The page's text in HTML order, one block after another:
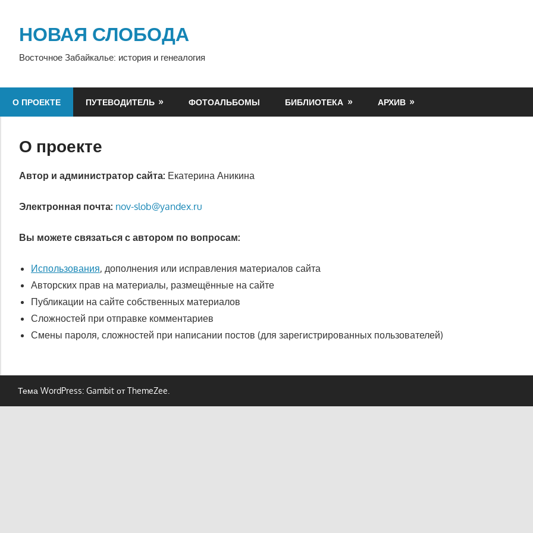
содержимому
НОВАЯ СЛОБОДА
Восточное Забайкалье: история и генеалогия
О ПРОЕКТЕ ПУТЕВОДИТЕЛЬ ФОТОАЛЬБОМЫ БИБЛИОТЕКА АРХИВ
О проекте
Автор и администратор сайта: Екатерина Аникина
Электронная почта: nov-slob@yandex.ru
Вы можете связаться с автором по вопросам:
Использования, дополнения или исправления материалов сайта
Авторских прав на материалы, размещённые на сайте
Публикации на сайте собственных материалов
Сложностей при отправке комментариев
Смены пароля, сложностей при написании постов (для зарегистрированных пользователей)
Тема WordPress: Gambit от ThemeZee.